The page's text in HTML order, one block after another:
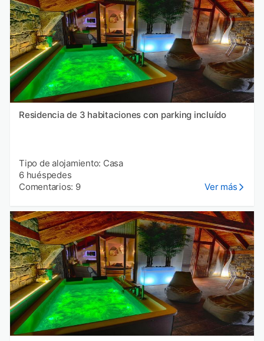
Residencia de 3 habitaciones con parking incluído
Tipo de alojamiento: Casa
6 huéspedes
Comentarios: 9
Ver más